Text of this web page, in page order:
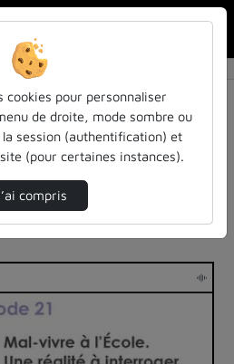
en retirer) :
education
des-confs-a-ecouter
cookies pour personnaliser
de droite, mode sombre ou
session (authentification) et
(pour certaines instances).
compris